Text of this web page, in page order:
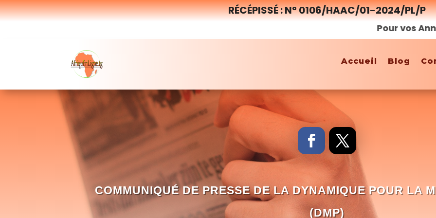
RÉCÉPISSÉ : N° 0106/HAAC/01-2024/PL/P
Pour vos
Accueil Blog
COMMUNIQUÉ DE PRESSE DE LA DYNAMIQUE POUR LA
(DMP)